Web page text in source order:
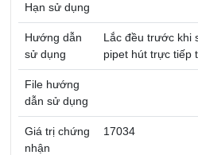
Hạn sử dụng
Hướng dẫn
sử dụng
Lắc đều trước khi
pipet hút trực tiếp
File hướng
dẫn sử dụng
Giá trị chứng
nhận
17034